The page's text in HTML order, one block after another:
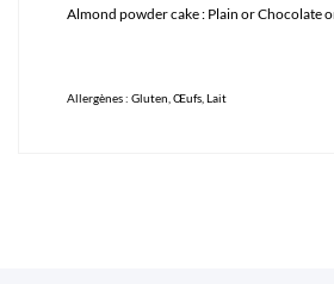
Almond powder cake : Plain or Chocolate
Allergènes : Gluten, Œufs, Lait